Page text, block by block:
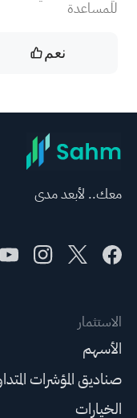
للمساعدة
نعم
معك.. لأبعد مدى
الاستثمار
الأسهم
صناديق المؤشرات
الخيارات